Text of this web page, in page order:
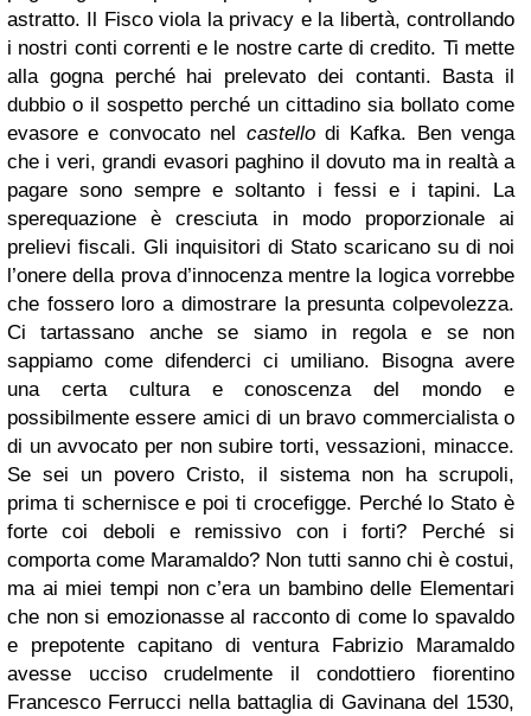
astratto. Il Fisco viola la privacy e la libertà, controllando
i nostri conti correnti e le nostre carte di credito. Ti mette
alla gogna perché hai prelevato dei contanti. Basta il
dubbio o il sospetto perché un cittadino sia bollato come
evasore e convocato nel castellodi Kafka. Ben venga
che i veri, grandi evasori paghino il dovuto ma in realtà a
pagare sono sempre e soltanto i fessi e i tapini. La
sperequazione è cresciuta in modo proporzionale ai
prelievi fiscali. Gli inquisitori di Stato scaricano su di noi
l’onere della prova d’innocenza mentre la logica vorrebbe
che fossero loro a dimostrare la presunta colpevolezza.
Ci tartassano anche se siamo in regola e se non
sappiamo come difenderci ci umiliano. Bisogna avere
una certa cultura e conoscenza del mondo e
possibilmente essere amici di un bravo commercialista o
di un avvocato per non subire torti, vessazioni, minacce.
Se sei un povero Cristo, il sistema non ha scrupoli,
prima ti schernisce e poi ti crocefigge. Perché lo Stato è
forte coi deboli e remissivo con i forti? Perché si
comporta come Maramaldo? Non tutti sanno chi è costui,
ma ai miei tempi non c’era un bambino delle Elementari
che non si emozionasse al racconto di come lo spavaldo
e prepotente capitano di ventura Fabrizio Maramaldo
avesse ucciso crudelmente il condottiero fiorentino
Francesco Ferrucci nella battaglia di Gavinana del 1530,